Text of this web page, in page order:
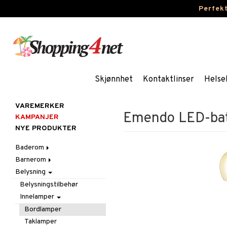
Skjønnhet Kontaktlinser
Emendo LED-
VAREMERKER
KAMPANJER
NYE PRODUKTER
Baderom
Baderomsinnredning
Baderomstekstiler
Baderomstilbehør
Barnerom
Barnelamper
Barnemøbler
Barneromsdekorasjon
Barneromsoppbevaring
Barneromstekstiler
Belysning
Belysningstilbehør
Innelamper
Bordlamper
Taklamper